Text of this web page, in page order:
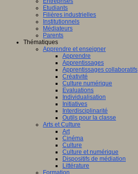
Etudiants
Filières industrielles
Institutionnels
Médiateurs
Parents
Thématiques
Apprendre et enseigner
Apprendre
Apprentissages
Apprentissages collaboratifs
Créativité
Culture numérique
Evaluations
Individualisation
Initiatives
Interdisciplinarité
Outils pour la classe
Arts et Culture
Art
Cinéma
Culture
Culture et numérique
Dispositifs de médiation
Littérature
Formation